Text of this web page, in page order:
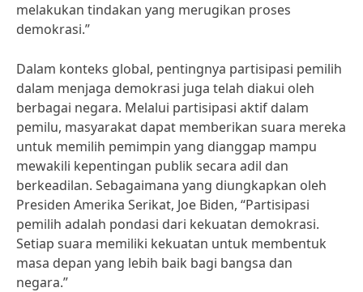
melakukan tindakan yang merugikan proses
demokrasi.”
Dalam konteks global, pentingnya partisipasi pemilih
dalam menjaga demokrasi juga telah diakui oleh
berbagai negara. Melalui partisipasi aktif dalam
pemilu, masyarakat dapat memberikan suara mereka
untuk memilih pemimpin yang dianggap mampu
mewakili kepentingan publik secara adil dan
berkeadilan. Sebagaimana yang diungkapkan oleh
Presiden Amerika Serikat, Joe Biden, “Partisipasi
pemilih adalah pondasi dari kekuatan demokrasi.
Setiap suara memiliki kekuatan untuk membentuk
masa depan yang lebih baik bagi bangsa dan
negara.”